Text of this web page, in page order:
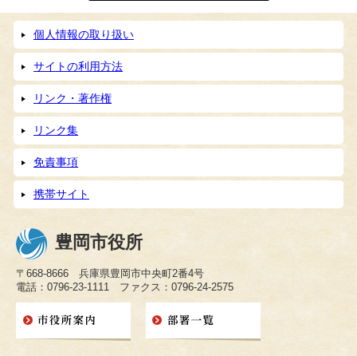
個人情報の取り扱い
サイトの利用方法
リンク・著作権
リンク集
免責事項
携帯サイト
豊岡市役所
〒668-8666 兵庫県豊岡市中央町2番4号
電話：0796-23-1111 ファクス：0796-24-2575